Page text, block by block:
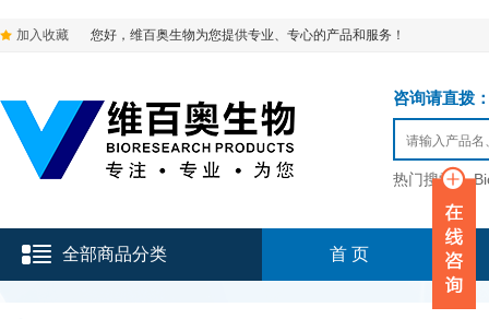
加入收藏 您好，维百奥生物为您提供专业、专心的产品和服务！
咨询请直拨
热门搜索：
全部商品分类 首 页